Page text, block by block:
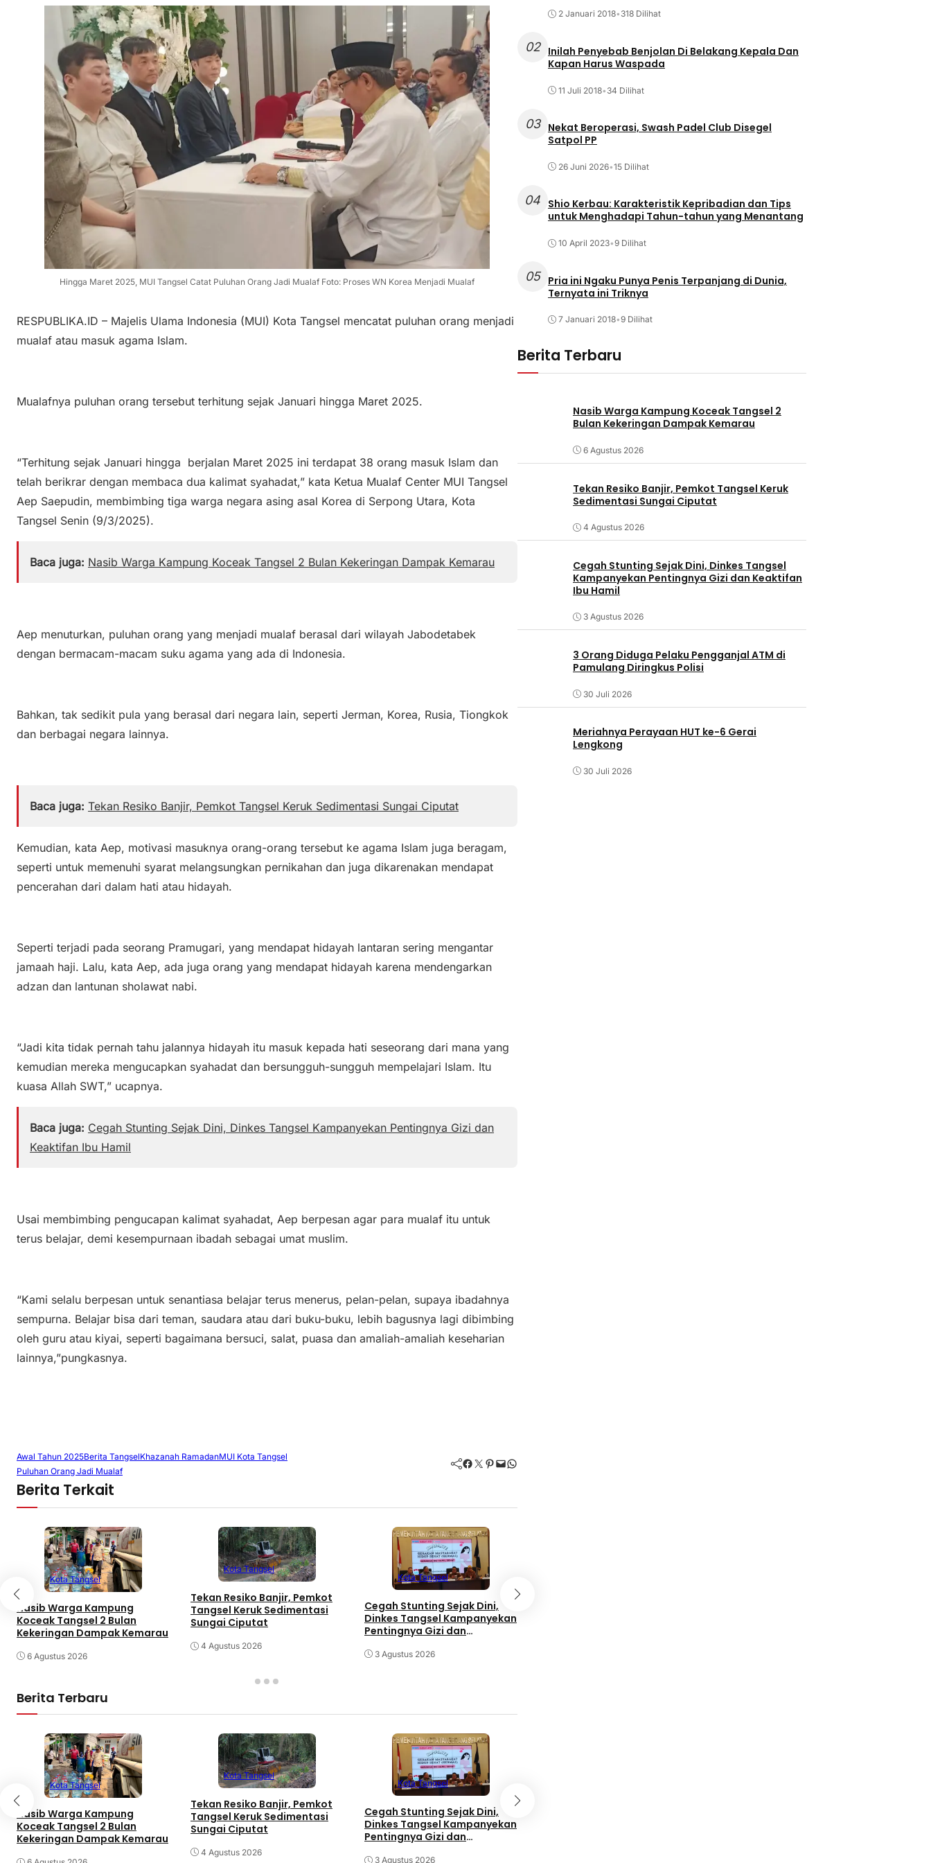
Hingga Maret 2025, MUI Tangsel Catat Puluhan Orang Jadi Mualaf Foto: Proses WN Korea Menjadi Mualaf
RESPUBLIKA.ID – Majelis Ulama Indonesia (MUI) Kota Tangsel mencatat puluhan orang menjadi
mualaf atau masuk agama Islam.
Mualafnya puluhan orang tersebut terhitung sejak Januari hingga Maret 2025.
“Terhitung sejak Januari hingga berjalan Maret 2025 ini terdapat 38 orang masuk Islam dan
telah berikrar dengan membaca dua kalimat syahadat,” kata Ketua Mualaf Center MUI Tangsel
Aep Saepudin, membimbing tiga warga negara asing asal Korea di Serpong Utara, Kota
Tangsel Senin (9/3/2025).
Baca juga: Nasib Warga Kampung Koceak Tangsel 2 Bulan Kekeringan Dampak Kemarau
Aep menuturkan, puluhan orang yang menjadi mualaf berasal dari wilayah Jabodetabek
dengan bermacam-macam suku agama yang ada di Indonesia.
Bahkan, tak sedikit pula yang berasal dari negara lain, seperti Jerman, Korea, Rusia, Tiongkok
dan berbagai negara lainnya.
Baca juga: Tekan Resiko Banjir, Pemkot Tangsel Keruk Sedimentasi Sungai Ciputat
Kemudian, kata Aep, motivasi masuknya orang-orang tersebut ke agama Islam juga beragam,
seperti untuk memenuhi syarat melangsungkan pernikahan dan juga dikarenakan mendapat
pencerahan dari dalam hati atau hidayah.
Seperti terjadi pada seorang Pramugari, yang mendapat hidayah lantaran sering mengantar
jamaah haji. Lalu, kata Aep, ada juga orang yang mendapat hidayah karena mendengarkan
adzan dan lantunan sholawat nabi.
“Jadi kita tidak pernah tahu jalannya hidayah itu masuk kepada hati seseorang dari mana yang
kemudian mereka mengucapkan syahadat dan bersungguh-sungguh mempelajari Islam. Itu
kuasa Allah SWT,” ucapnya.
Baca juga: Cegah Stunting Sejak Dini, Dinkes Tangsel Kampanyekan Pentingnya Gizi dan
Keaktifan Ibu Hamil
Usai membimbing pengucapan kalimat syahadat, Aep berpesan agar para mualaf itu untuk
terus belajar, demi kesempurnaan ibadah sebagai umat muslim.
“Kami selalu berpesan untuk senantiasa belajar terus menerus, pelan-pelan, supaya ibadahnya
sempurna. Belajar bisa dari teman, saudara atau dari buku-buku, lebih bagusnya lagi dibimbing
oleh guru atau kiyai, seperti bagaimana bersuci, salat, puasa dan amaliah-amaliah keseharian
lainnya,”pungkasnya.
Awal Tahun 2025Berita TangselKhazanah RamadanMUI Kota Tangsel
Puluhan Orang Jadi Mualaf
Facebook Twitter Pinterest Mail WhatsApp
Berita Terkait
Kota Tangsel
Nasib Warga Kampung
Koceak Tangsel 2 Bulan
Kekeringan Dampak Kemarau
6 Agustus 2026
Kota Tangsel
Tekan Resiko Banjir, Pemkot
Tangsel Keruk Sedimentasi
Sungai Ciputat
4 Agustus 2026
Kota Tangsel
Cegah Stunting Sejak Dini,
Dinkes Tangsel Kampanyekan
Pentingnya Gizi dan
3 Agustus 2026
Berita Terbaru
Kota Tangsel
Nasib Warga Kampung
Koceak Tangsel 2 Bulan
Kekeringan Dampak Kemarau
Kota Tangsel
Tekan Resiko Banjir, Pemkot
Tangsel Keruk Sedimentasi
Sungai Ciputat
4 Agustus 2026
Kota Tangsel
Cegah Stunting Sejak Dini,
Dinkes Tangsel Kampanyekan
Pentingnya Gizi dan
3 Agustus 2026
2 Januari 2018• 318 Dilihat
02
Inilah Penyebab Benjolan Di Belakang Kepala Dan
Kapan Harus Waspada
11 Juli 2018• 34 Dilihat
03
Nekat Beroperasi, Swash Padel Club Disegel
Satpol PP
26 Juni 2026•15 Dilihat
04 Shio Kerbau: Karakteristik Kepribadian dan Tips
untuk Menghadapi Tahun-tahun yang Menantang
10 April 2023•9 Dilihat
05
Pria ini Ngaku Punya Penis Terpanjang di Dunia,
Ternyata ini Triknya
7 Januari 2018•9 Dilihat
Berita Terbaru
Nasib Warga Kampung Koceak Tangsel 2
Bulan Kekeringan Dampak Kemarau
6 Agustus 2026
Tekan Resiko Banjir, Pemkot Tangsel Keruk
Sedimentasi Sungai Ciputat
4 Agustus 2026
Cegah Stunting Sejak Dini, Dinkes Tangsel
Kampanyekan Pentingnya Gizi dan Keaktifan
Ibu Hamil
3 Agustus 2026
3 Orang Diduga Pelaku Pengganjal ATM di
Pamulang Diringkus Polisi
30 Juli 2026
Meriahnya Perayaan HUT ke-6 Gerai
Lengkong
30 Juli 2026